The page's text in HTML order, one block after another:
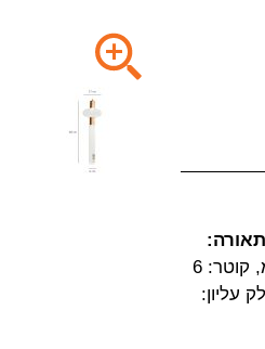
גובה: 60 ס"מ, קוטר: 6
עליון: